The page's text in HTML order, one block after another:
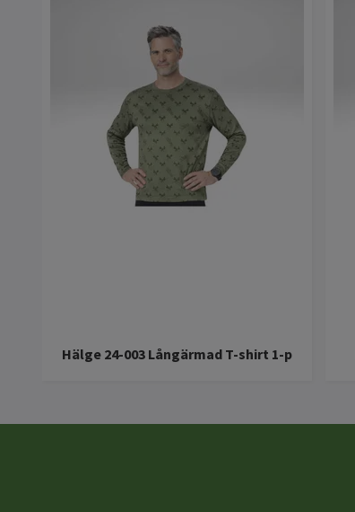
Hälge 24-003 Långärmad T-shirt 1-p